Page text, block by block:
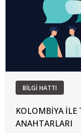
BİLGİ HATTI
KOLOMBİYA İLE
ANAHTARLARI